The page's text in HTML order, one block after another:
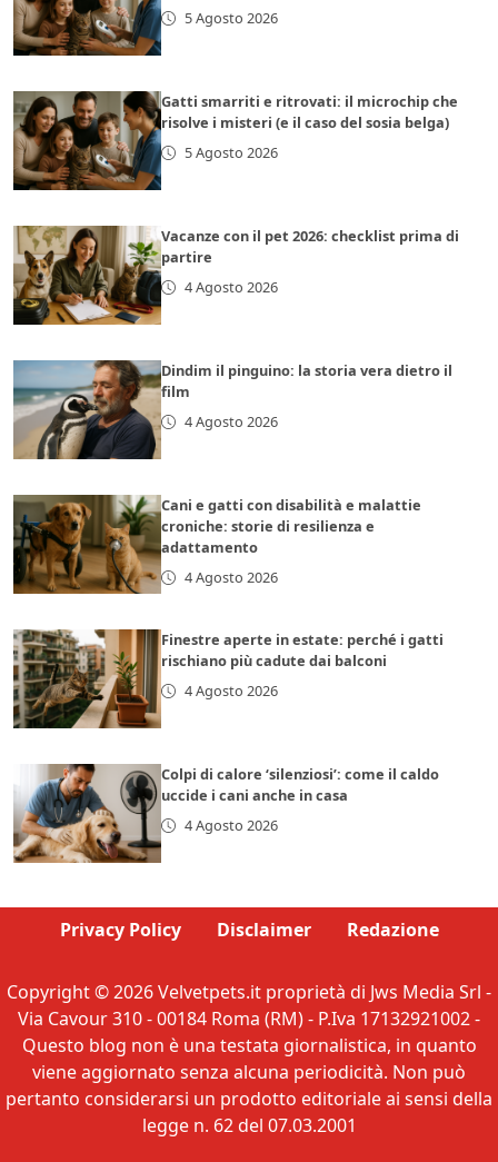
5 Agosto 2026
Gatti smarriti e ritrovati: il microchip che
risolve i misteri (e il caso del sosia belga)
5 Agosto 2026
Vacanze con il pet 2026: checklist prima di
partire
4 Agosto 2026
Dindim il pinguino: la storia vera dietro il
film
4 Agosto 2026
Cani e gatti con disabilità e malattie
croniche: storie di resilienza e
adattamento
4 Agosto 2026
Finestre aperte in estate: perché i gatti
rischiano più cadute dai balconi
4 Agosto 2026
Colpi di calore ‘silenziosi’: come il caldo
uccide i cani anche in casa
4 Agosto 2026
Privacy Policy Disclaimer Redazione
Copyright © 2026 Velvetpets.it proprietà di Jws Media Srl -
Via Cavour 310 - 00184 Roma (RM) - P.Iva 17132921002 -
Questo blog non è una testata giornalistica, in quanto
viene aggiornato senza alcuna periodicità. Non può
pertanto considerarsi un prodotto editoriale ai sensi della
legge n. 62 del 07.03.2001